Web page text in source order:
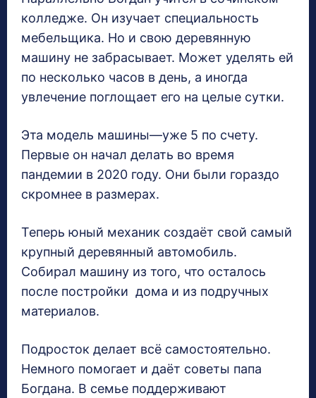
колледже. Он изучает специальность
мебельщика. Но и свою деревянную
машину не забрасывает. Может уделять ей
по несколько часов в день, а иногда
увлечение поглощает его на целые сутки.
Эта модель машины—уже 5 по счету.
Первые он начал делать во время
пандемии в 2020 году. Они были гораздо
скромнее в размерах.
Теперь юный механик создаёт свой самый
крупный деревянный автомобиль.
Собирал машину из того, что осталось
после постройки дома и из подручных
материалов.
Подросток делает всё самостоятельно.
Немного помогает и даёт советы папа
Богдана. В семье поддерживают